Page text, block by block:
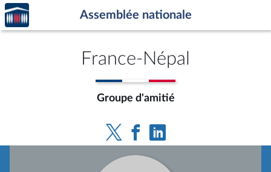
Aller au contenu
Aller en bas de la page
Accèder
à la
page
Assemblée nationale
France-Népal
Groupe d'amitié